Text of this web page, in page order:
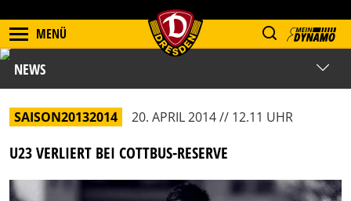
MENÜ
NEWS
SAISON20132014 20. APRIL 2014 // 12.11 UHR
U23 VERLIERT BEI COTTBUS-RESERVE